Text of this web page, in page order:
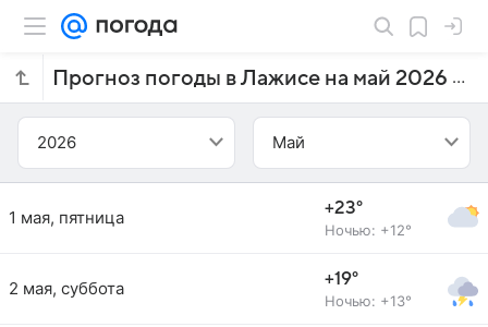
Прогноз погоды в Лажисе на май 2026 года
2026 Май
1 мая, пятница +23°
Ночью: +12°
2 мая, суббота +19°
Ночью: +13°